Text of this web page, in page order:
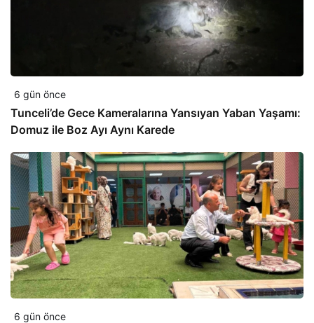
6 gün önce
Tunceli’de Gece Kameralarına Yansıyan Yaban Yaşamı:
Domuz ile Boz Ayı Aynı Karede
6 gün önce